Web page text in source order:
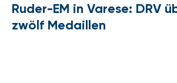
Ruder-EM in Varese: DRV
zwölf Medaillen